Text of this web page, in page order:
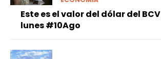
Este es el valor del dólar del
lunes #10Ago